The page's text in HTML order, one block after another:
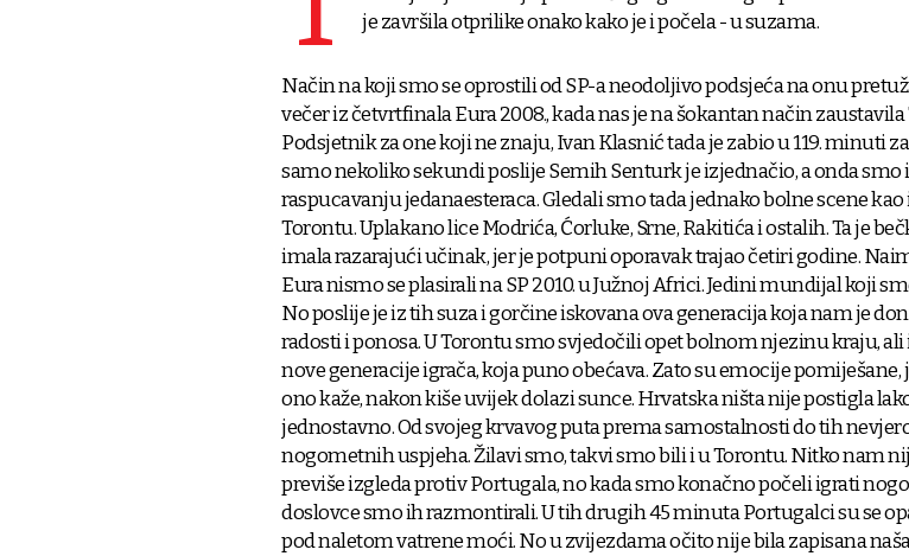
je završila otprilike onako kako je i počela - u suzama.
Način na koji smo se oprostili od SP-a neodoljivo podsjeća na onu
večer iz četvrtfinala Eura 2008., kada nas je na šokantan način zaustavila
Podsjetnik za one koji ne znaju, Ivan Klasnić tada je zabio u 119. minuti
samo nekoliko sekundi poslije Semih Senturk je izjednačio, a onda
raspucavanju jedanaesteraca. Gledali smo tada jednako bolne scene kao
Torontu. Uplakano lice Modrića, Ćorluke, Srne, Rakitića i ostalih. Ta je
imala razarajući učinak, jer je potpuni oporavak trajao četiri godine.
Eura nismo se plasirali na SP 2010. u Južnoj Africi. Jedini mundijal koji
No poslije je iz tih suza i gorčine iskovana ova generacija koja nam je
radosti i ponosa. U Torontu smo svjedočili opet bolnom njezinu kraju, ali
nove generacije igrača, koja puno obećava. Zato su emocije pomiješane,
ono kaže, nakon kiše uvijek dolazi sunce. Hrvatska ništa nije postigla
jednostavno. Od svojeg krvavog puta prema samostalnosti do tih
nogometnih uspjeha. Žilavi smo, takvi smo bili i u Torontu. Nitko nam
previše izgleda protiv Portugala, no kada smo konačno počeli igrati
doslovce smo ih razmontirali. U tih drugih 45 minuta Portugalci su se
pod naletom vatrene moći. No u zvijezdama očito nije bila zapisana